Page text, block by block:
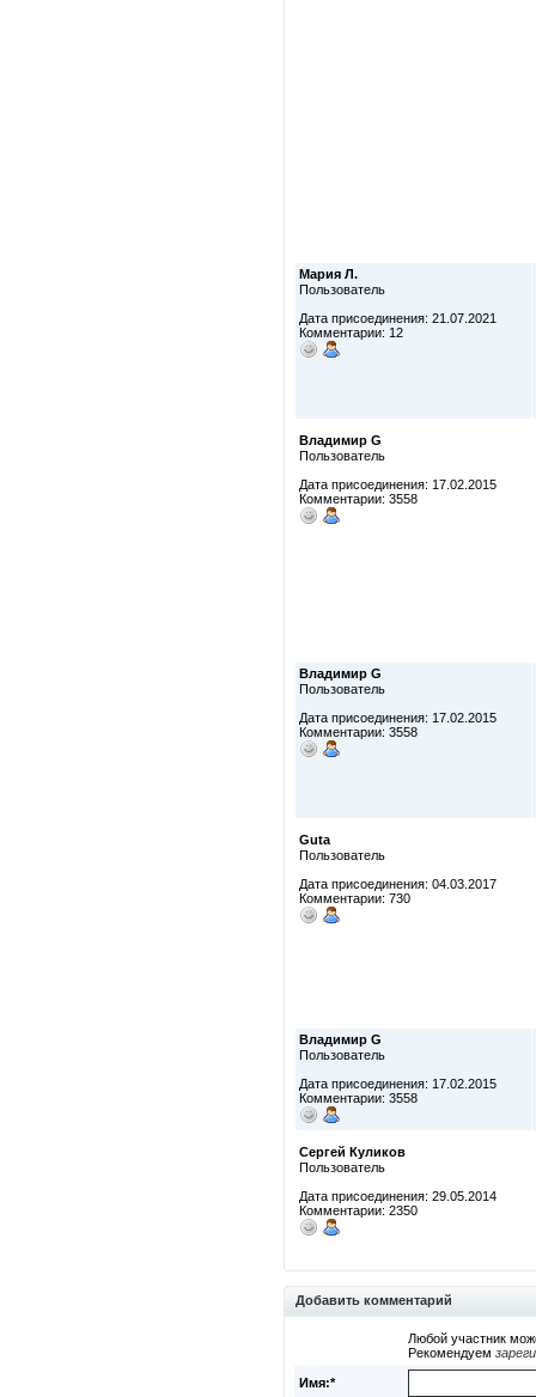
Мария Л.
Пользователь
Дата присоединения: 21.07.2021
Комментарии: 12
Владимир G
Пользователь
Дата присоединения: 17.02.2015
Комментарии: 3558
Владимир G
Пользователь
Дата присоединения: 17.02.2015
Комментарии: 3558
Guta
Пользователь
Дата присоединения: 04.03.2017
Комментарии: 730
Владимир G
Пользователь
Дата присоединения: 17.02.2015
Комментарии: 3558
Сергей Куликов
Пользователь
Дата присоединения: 29.05.2014
Комментарии: 2350
Добавить комментарий
Любой участник
Рекомендуем
Имя:*